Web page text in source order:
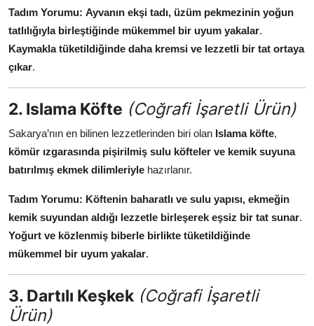
Tadım Yorumu: Ayvanın ekşi tadı, üzüm pekmezinin yoğun
tatlılığıyla birleştiğinde mükemmel bir uyum yakalar.
Kaymakla tüketildiğinde daha kremsi ve lezzetli bir tat ortaya
çıkar.
2. Islama Köfte (Coğrafi İşaretli Ürün)
Sakarya’nın en bilinen lezzetlerinden biri olan Islama köfte,
kömür ızgarasında pişirilmiş sulu köfteler ve kemik suyuna
batırılmış ekmek dilimleriyle hazırlanır.
Tadım Yorumu: Köftenin baharatlı ve sulu yapısı, ekmeğin
kemik suyundan aldığı lezzetle birleşerek eşsiz bir tat sunar.
Yoğurt ve közlenmiş biberle birlikte tüketildiğinde
mükemmel bir uyum yakalar.
3. Dartılı Keşkek (Coğrafi İşaretli
Ürün)